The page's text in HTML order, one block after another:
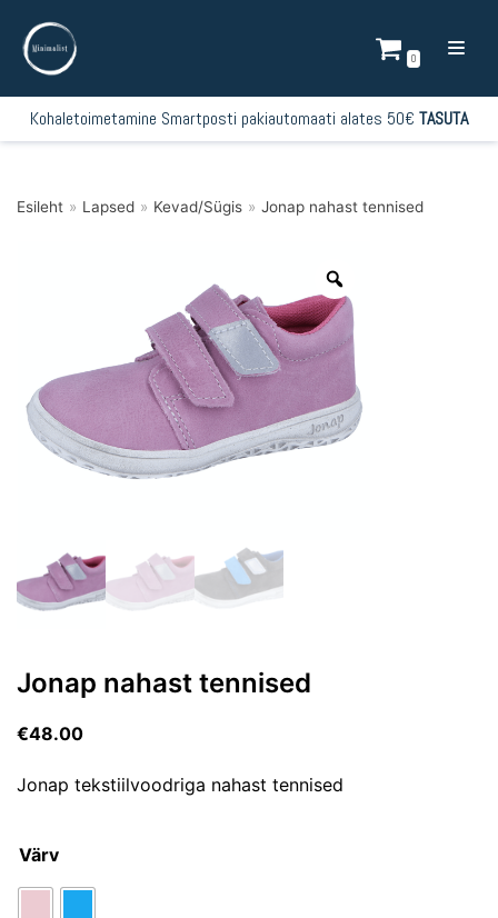
Mine
sisu
0
Kohaletoimetamine Smartposti pakiautomaati alates 50€ TASUTA
Esileht » Lapsed » Kevad/Sügis » Jonap nahast tennised
Jonap nahast tennised
€48.00
Jonap tekstiilvoodriga nahast tennised
Värv